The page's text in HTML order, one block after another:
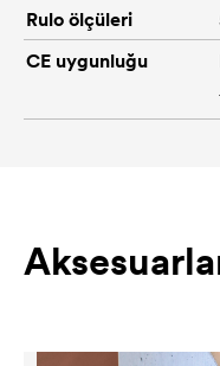
Rulo ölçüleri
CE uygunluğu